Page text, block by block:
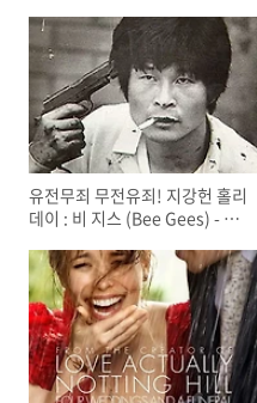
유전무죄 무전유죄! 지강헌 홀리
데이 : 비 지스 (Bee Gees) - 홀